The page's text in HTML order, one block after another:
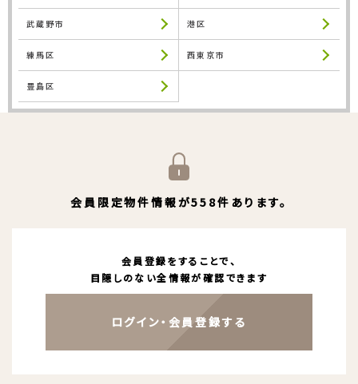
武蔵野市 港区
練馬区 西東京市
豊島区
会員限定物件情報が558件あります。
会員登録をすることで、
目隠しのない全情報が確認できます
ログイン・会員登録する